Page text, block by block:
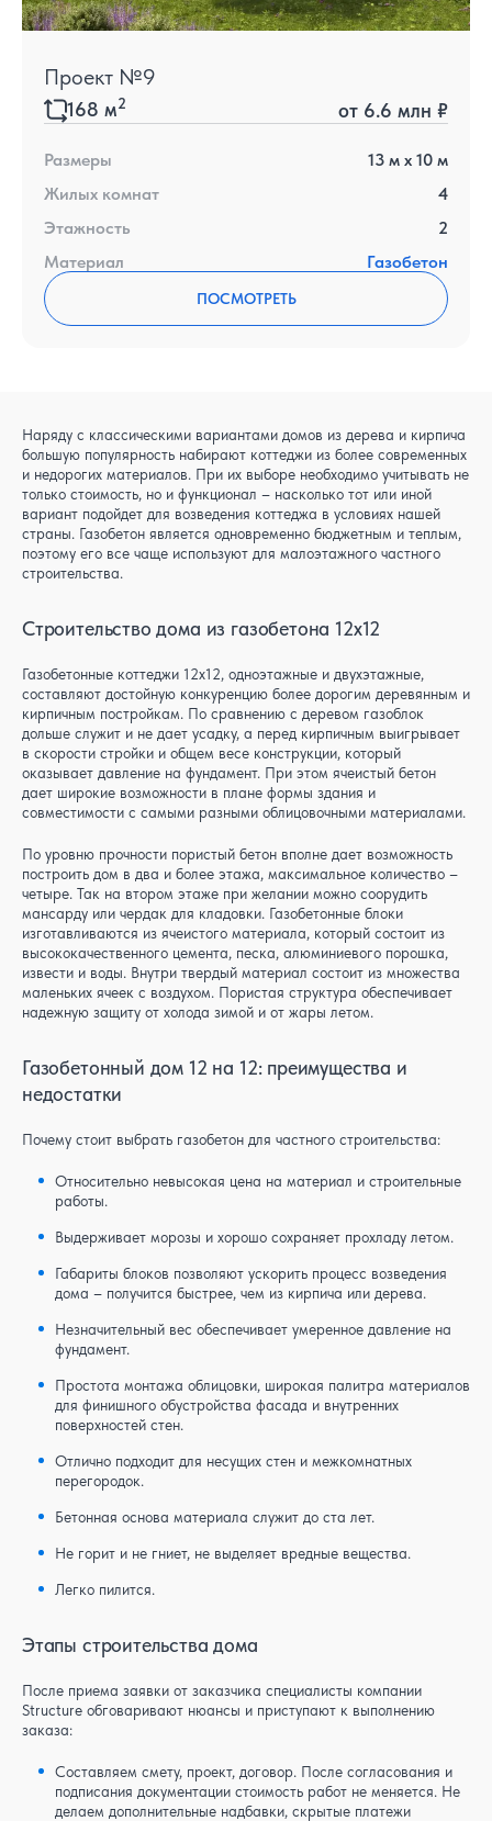
Проект №9
168 м2 от 6.6 млн ₽
Размеры 13 м x 10 м
Жилых комнат
4
Этажность
2
Материал
Газобетон
ПОСМОТРЕТЬ
Наряду с классическими вариантами домов из дерева и кирпича
большую популярность набирают коттеджи из более современных
и недорогих материалов. При их выборе необходимо учитывать не
только стоимость, но и функционал – насколько тот или иной
вариант подойдет для возведения коттеджа в условиях нашей
страны. Газобетон является одновременно бюджетным и теплым,
поэтому его все чаще используют для малоэтажного частного
строительства.
Строительство дома из газобетона 12x12
Газобетонные коттеджи 12x12, одноэтажные и двухэтажные,
составляют достойную конкуренцию более дорогим деревянным и
кирпичным постройкам. По сравнению с деревом газоблок
дольше служит и не дает усадку, а перед кирпичным выигрывает
в скорости стройки и общем весе конструкции, который
оказывает давление на фундамент. При этом ячеистый бетон
дает широкие возможности в плане формы здания и
совместимости с самыми разными облицовочными материалами.
По уровню прочности пористый бетон вполне дает возможность
построить дом в два и более этажа, максимальное количество –
четыре. Так на втором этаже при желании можно соорудить
мансарду или чердак для кладовки. Газобетонные блоки
изготавливаются из ячеистого материала, который состоит из
высококачественного цемента, песка, алюминиевого порошка,
извести и воды. Внутри твердый материал состоит из множества
маленьких ячеек с воздухом. Пористая структура обеспечивает
надежную защиту от холода зимой и от жары летом.
Газобетонный дом 12 на 12: преимущества и
недостатки
Почему стоит выбрать газобетон для частного строительства:
Относительно невысокая цена на материал и строительные
работы.
Выдерживает морозы и хорошо сохраняет прохладу летом.
Габариты блоков позволяют ускорить процесс возведения
дома – получится быстрее, чем из кирпича или дерева.
Незначительный вес обеспечивает умеренное давление на
фундамент.
Простота монтажа облицовки, широкая палитра материалов
для финишного обустройства фасада и внутренних
поверхностей стен.
Отлично подходит для несущих стен и межкомнатных
перегородок.
Бетонная основа материала служит до ста лет.
Не горит и не гниет, не выделяет вредные вещества.
Легко пилится.
Этапы строительства дома
После приема заявки от заказчика специалисты компании
Structure обговаривают нюансы и приступают к выполнению
заказа:
Составляем смету, проект, договор. После согласования и
подписания документации стоимость работ не меняется. Не
делаем дополнительные надбавки, скрытые платежи